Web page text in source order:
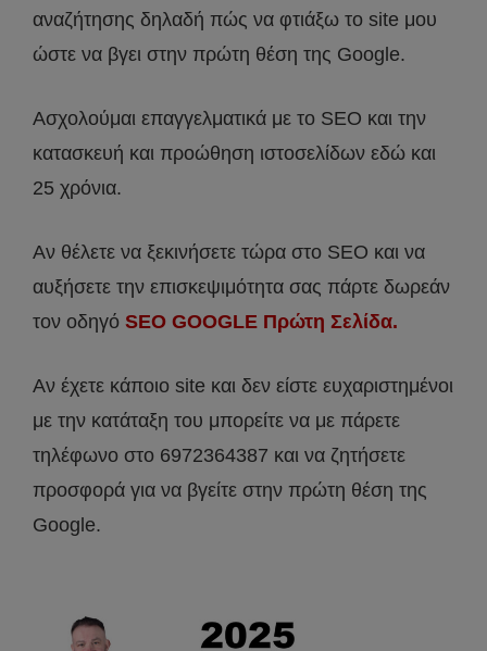
αναζήτησης δηλαδή πώς να φτιάξω το site μου
ώστε να βγει στην πρώτη θέση της Google.
Ασχολούμαι επαγγελματικά με το SEO και την
κατασκευή και προώθηση ιστοσελίδων εδώ και
25 χρόνια.
Αν θέλετε να ξεκινήσετε τώρα στο SEO και να
αυξήσετε την επισκεψιμότητα σας πάρτε δωρεάν
τον οδηγό SEO GOOGLE Πρώτη Σελίδα.
Αν έχετε κάποιο site και δεν είστε ευχαριστημένοι
με την κατάταξη του μπορείτε να με πάρετε
τηλέφωνο στο 6972364387 και να ζητήσετε
προσφορά για να βγείτε στην πρώτη θέση της
Google.